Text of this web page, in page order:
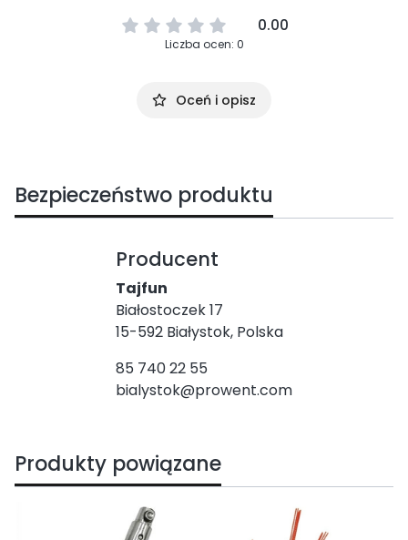
0.00
Liczba ocen: 0
Oceń i opisz
Bezpieczeństwo produktu
Producent
Tajfun
Białostoczek 17
15-592 Białystok, Polska
85 740 22 55
bialystok@prowent.com
Produkty powiązane